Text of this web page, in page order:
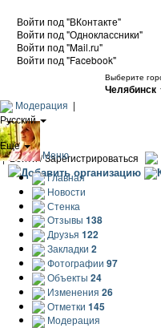
Войти под "ВКонтакте"
Войти под "Одноклассники"
Войти под "Mail.ru"
Войти под "Facebook"
Выберите
Челябинск
Модерация |
Русский
|
Еще
|Войти / Зарегистрироваться
Добавить организацию
Меню
Главная
Новости
Стенка
Отзывы 138
Друзья 122
Закладки 2
Фотографии 97
Объекты 24
Изменения 26
Отметки 145
Модерация